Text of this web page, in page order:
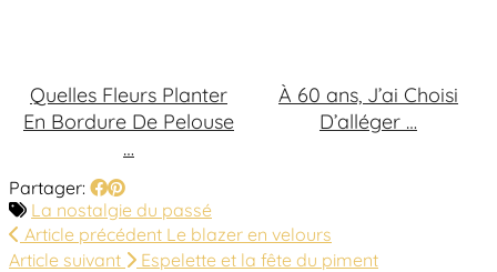
Quelles Fleurs Planter
En Bordure De Pelouse
…
À 60 ans, J’ai Choisi
D’alléger …
Partager:
La nostalgie du passé
Article précédent Le blazer en velours
Article suivant
Espelette et la fête du piment